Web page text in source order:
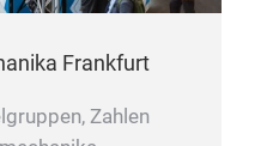
Frankfurt
Zahlen